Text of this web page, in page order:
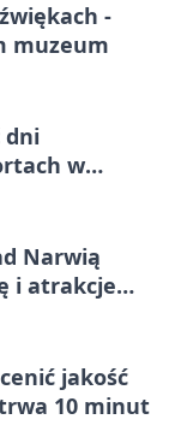
-
muzeum
dni
w
Narwią
i atrakcje
jakość
10 minut